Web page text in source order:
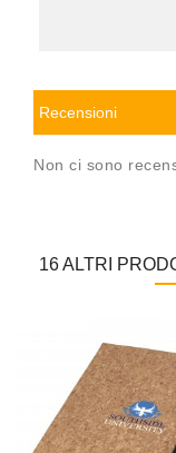
Recensioni
Non ci sono
16 ALTRI